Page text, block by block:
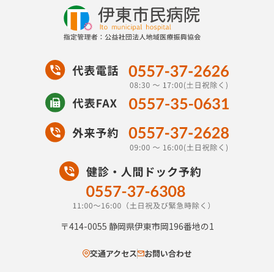
〒414-0055 静岡県伊東市岡196番地の1
交通アクセス お問い合わせ